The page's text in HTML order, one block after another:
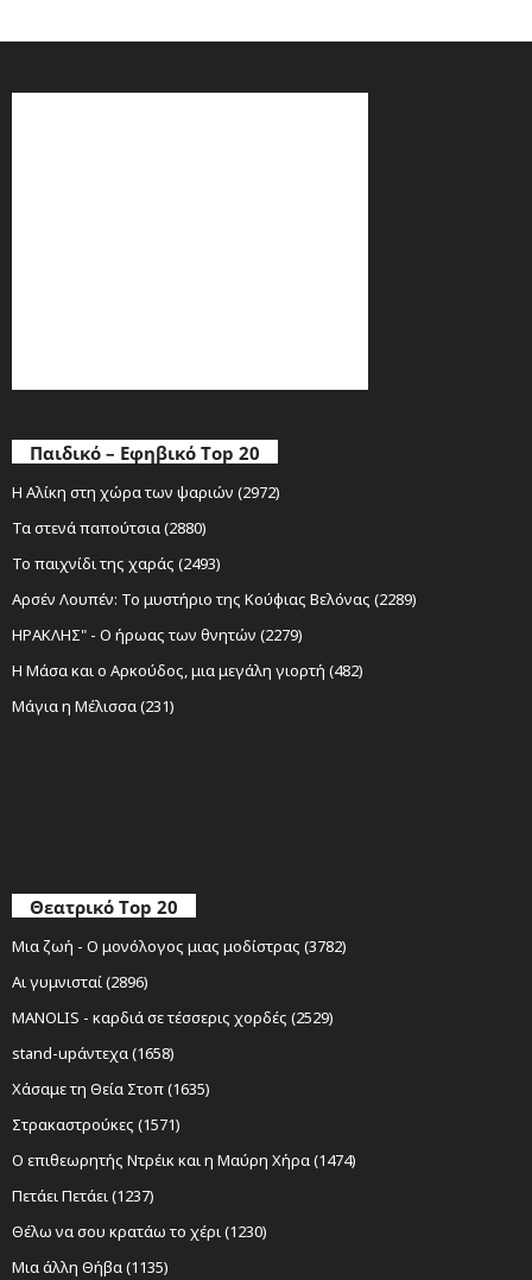
Παιδικό – Εφηβικό Top 20
Η Αλίκη στη χώρα των ψαριών (2972)
Τα στενά παπούτσια (2880)
Το παιχνίδι της χαράς (2493)
Αρσέν Λουπέν: Το μυστήριο της Κούφιας Βελόνας (2289)
ΗΡΑΚΛΗΣ" - Ο ήρωας των θνητών (2279)
Η Μάσα και ο Αρκούδος, μια μεγάλη γιορτή (482)
Μάγια η Μέλισσα (231)
Θεατρικό Top 20
Μια ζωή - Ο μονόλογος μιας μοδίστρας (3782)
Αι γυμνισταί (2896)
MANOLIS - καρδιά σε τέσσερις χορδές (2529)
stand-upάντεχα (1658)
Χάσαμε τη Θεία Στοπ (1635)
Στρακαστρούκες (1571)
Ο επιθεωρητής Ντρέικ και η Μαύρη Χήρα (1474)
Πετάει Πετάει (1237)
Θέλω να σου κρατάω το χέρι (1230)
Μια άλλη Θήβα (1135)